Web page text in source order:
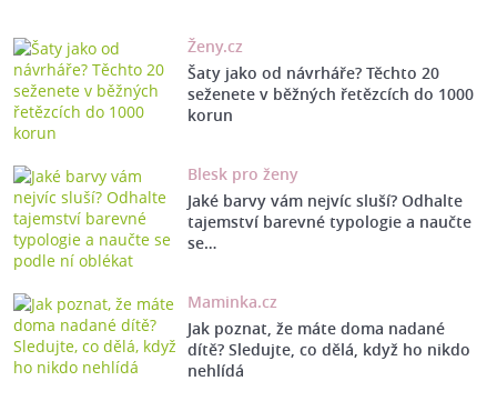
Ženy.cz
Šaty jako od návrháře? Těchto 20
seženete v běžných řetězcích do 1000
korun
Blesk pro ženy
Jaké barvy vám nejvíc sluší? Odhalte
tajemství barevné typologie a naučte
se…
Maminka.cz
Jak poznat, že máte doma nadané
dítě? Sledujte, co dělá, když ho nikdo
nehlídá